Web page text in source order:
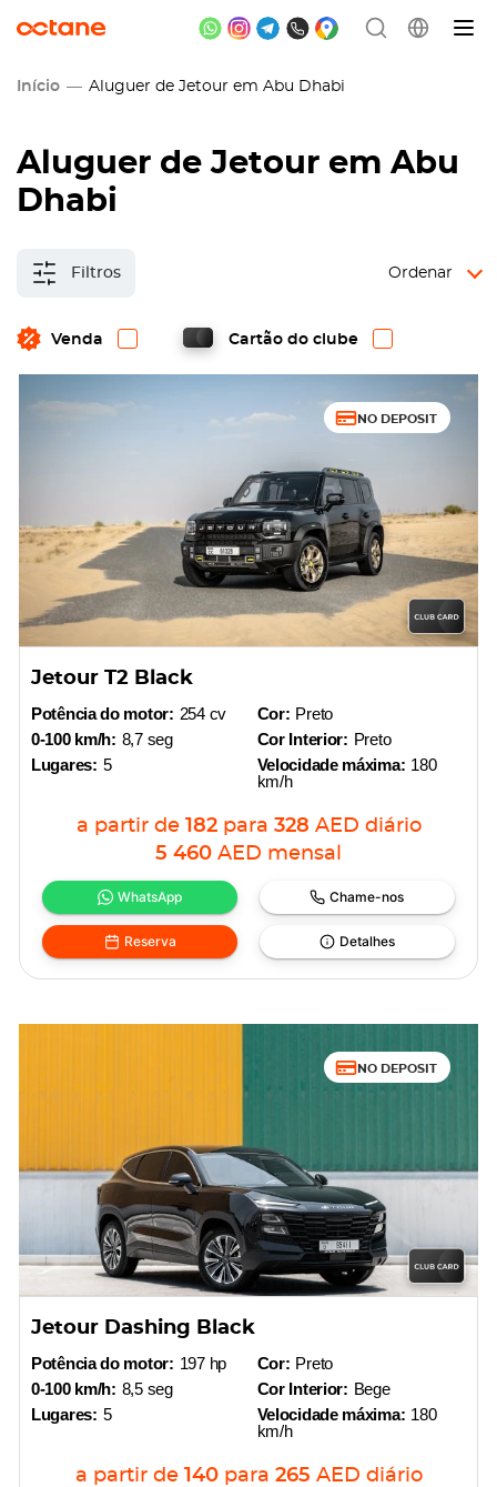
Início Aluguer de Jetour em Abu Dhabi
Aluguer de Jetour em Abu
Dhabi
Filtros
Venda Cartão do clube
Ordenar
NO DEPOSIT
Jetour T2 Black
Potência do motor: 254 cv
0-100 km/h: 8,7 seg
Lugares: 5
Cor: Preto
Cor Interior: Preto
Velocidade máxima: 180
km/h
a partir de 182 para 328 AED diário
5 460 AED mensal
WhatsApp Chame-nos
Reserva Detalhes
NO DEPOSIT
Jetour Dashing Black
Potência do motor: 197 hp
0-100 km/h: 8,5 seg
Lugares: 5
Cor: Preto
Cor Interior: Bege
Velocidade máxima: 180
km/h
a partir de 140 para 265 AED diário